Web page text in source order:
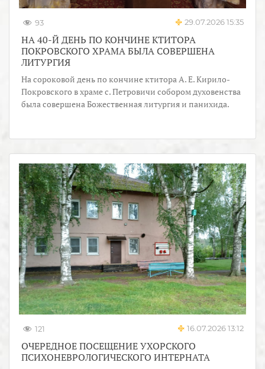
93 29.07.2026 15:35
НА 40-Й ДЕНЬ ПО КОНЧИНЕ КТИТОРА
ПОКРОВСКОГО ХРАМА БЫЛА СОВЕРШЕНА
ЛИТУРГИЯ
На сороковой день по кончине ктитора А. Е. Кирило-
Покровского в храме с. Петровичи собором духовенства
была совершена Божественная литургия и панихида.
121 16.07.2026 13:12
ОЧЕРЕДНОЕ ПОСЕЩЕНИЕ УХОРСКОГО
ПСИХОНЕВРОЛОГИЧЕСКОГО ИНТЕРНАТА